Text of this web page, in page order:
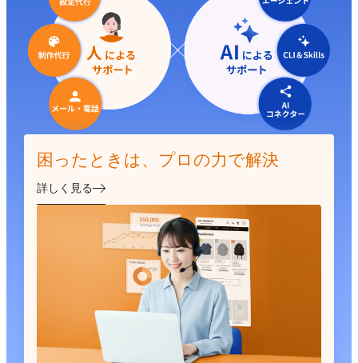
困ったときは、プロの力で解決
詳しく見る